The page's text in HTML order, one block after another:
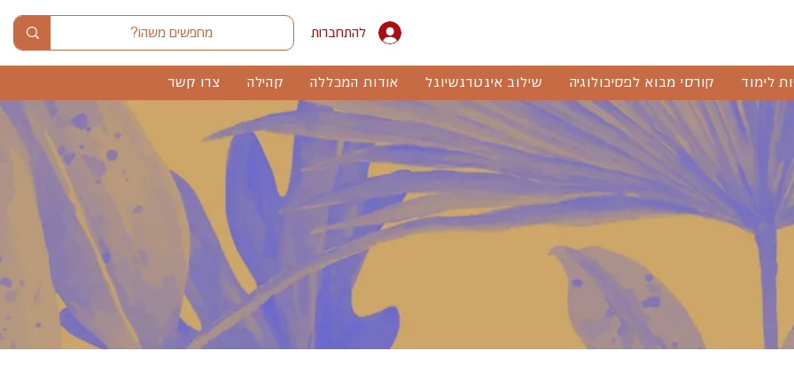
להתחברות
לימוד קורסי מבוא לפסיכולוגיה שילוב אינטרנשיונל אודות המכללה קהילה צרו קשר